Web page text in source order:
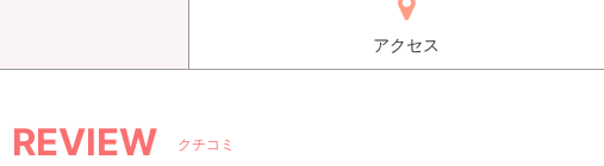
アクセス
REVIEW クチコミ